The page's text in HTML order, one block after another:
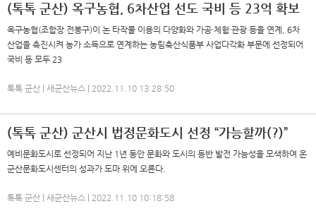
(톡톡 군산) 옥구농협, 6차산업 선도 국비 등 23억 확보
옥구농협(조합장 전봉구)이 논 타작물 이용의 다양화와 가공·체험·관광 등을 연계, 6차
산업을 촉진시켜 농가 소득으로 연계하는 농림축산식품부 사업다각화 부문에 선정되어
국비 등 모두 23
톡톡 군산 | 새군산뉴스 | 2022.11.10 13:28:50
(톡톡 군산) 군산시 법정문화도시 선정 “가능할까(?)”
예비문화도시로 선정되어 지난 1년 동안 문화와 도시의 동반 발전 가능성을 모색하여 온
군산문화도시센터의 성과가 도마 위에 오른다.
톡톡 군산 | 새군산뉴스 | 2022.11.10 10:18:58